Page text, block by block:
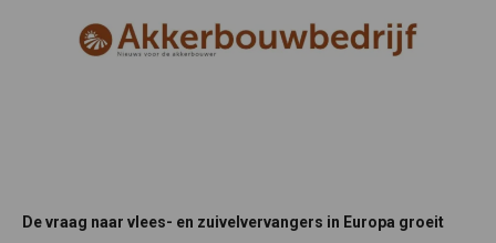
De vraag naar vlees- en zuivelvervangers in Europa groeit